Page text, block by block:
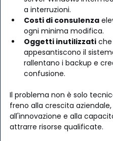
a interruzioni.
Costi di consulenza
ogni minima modifica.
Oggetti inutilizzati che
appesantiscono il
rallentano i backup e
confusione.
Il problema non è solo
freno alla crescita aziendale,
all'innovazione e alla
attrarre risorse qualificate.